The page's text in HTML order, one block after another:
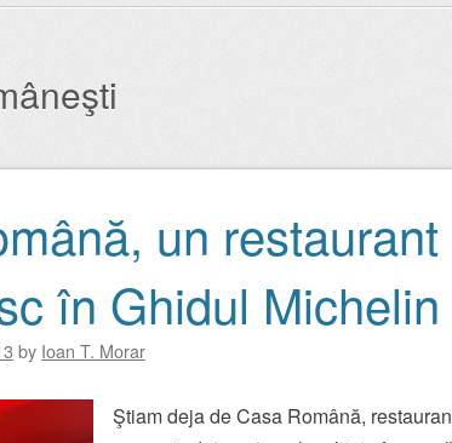
un restaurant
în Ghidul Michelin
by Ioan T. Morar
Ştiam deja de Casa Română,